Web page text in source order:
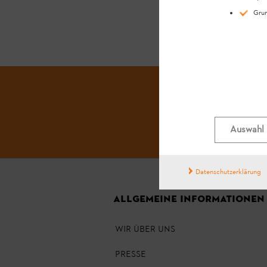
ALLGEMEINE INFORMATIONEN
WIR ÜBER UNS
PRESSE
Datenschutzerklärung